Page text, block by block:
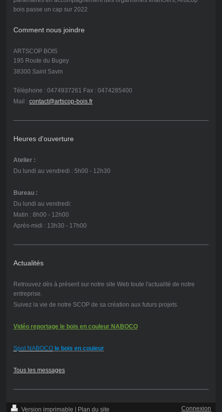
bois passe un cap sur 2022
Comment nous joindre
ARTSCOP BOIS
195 Route du Bugey
38300 Saint Savin
Téléphone : 0474937261 Fax : 0474285400
Mail : contact@artscop-bois.fr
Heures d'ouverture
Atelier :
Du lundi au vendredi : 5h00 - 12h30
Bureau :
Du lundi au vendredi:
Matin : 8h00 - 12h00
Après-midi : 13h30 - 17h00
Actualités
Retrouvez dès à présent sur notre site Web toute l'actualité de notre
entreprise.
Suivez la vie de notre SCOP de sa création aux futurs projets.
Vidéo reportage le bois en couleur NABOCO
Spot NABOCOle bois en couleur
Tous les messages
Version imprimable Plan du site Connexion